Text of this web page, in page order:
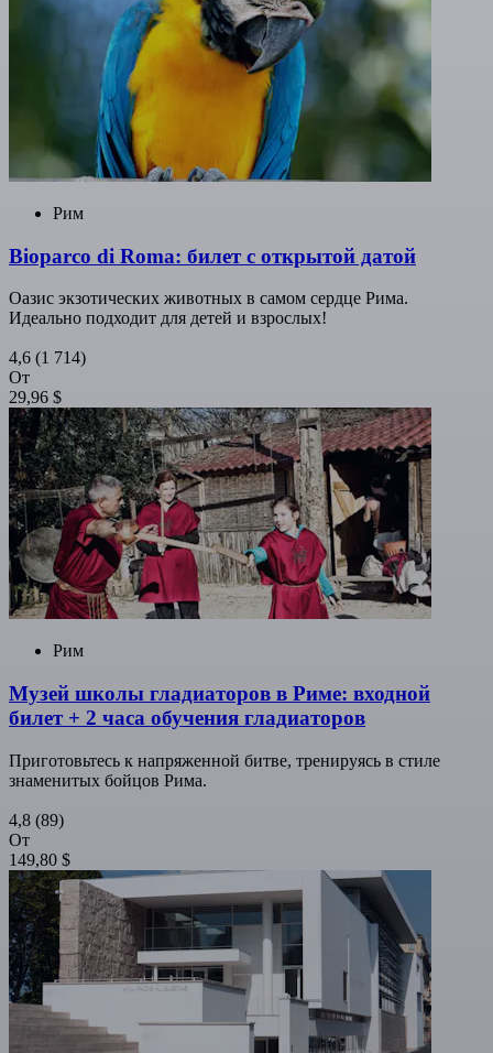
Рим
Bioparco di Roma: билет с открытой датой
Оазис экзотических животных в самом сердце Рима.
Идеально подходит для детей и взрослых!
4,6 (1 714)
От
29,96 $
Рим
Музей школы гладиаторов в Риме: входной
билет + 2 часа обучения гладиаторов
Приготовьтесь к напряженной битве, тренируясь в стиле
знаменитых бойцов Рима.
4,8 (89)
От
149,80 $